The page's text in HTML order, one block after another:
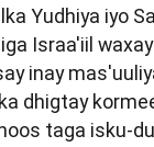
Yudhiya iyo
Israa'iil
inay
dhigtay
taga isku-